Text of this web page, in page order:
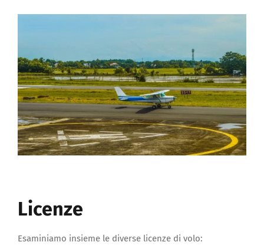
Licenze
Esaminiamo insieme le diverse licenze di volo: